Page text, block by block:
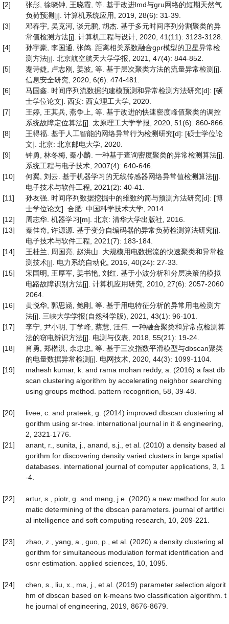
[2]
张彤, 徐晓钟, 王晓霞, 等. 基于改进lmd与gru网络的短期天然气
负荷预测[j]. 计算机系统应用, 2019, 28(6): 31-39.
[3]
邓春宇, 吴克河, 谈元鹏, 胡杰. 基于多元时间序列分割聚类的异
常值检测方法[j]. 计算机工程与设计, 2020, 41(11): 3123-3128.
[4]
孙宇豪, 李国通, 张鸽. 距离相关系数融合gpr模型的卫星异常检
测方法[j]. 北京航空航天大学学报, 2021, 47(4): 844-852.
[5]
蹇诗婕, 卢志刚, 姜波, 等. 基于层次聚类方法的流量异常检测[j].
信息安全研究, 2020, 6(6): 474-481.
[6]
马国鑫. 时间序列流数据的建模预测和异常检测方法研究[d]: [硕
士学位论文]. 西安: 西安理工大学, 2020.
[7]
王婷, 王其兵, 燕争上, 等. 基于改进的快速密度峰值聚类的调控
系统故障定位算法[j]. 太原理工大学学报, 2020, 51(6): 860-866.
[8]
王得福. 基于人工智能的网络异常行为检测研究[d]: [硕士学位论
文]. 北京: 北京邮电大学, 2020.
[9]
钟勇, 林冬梅, 秦小麟. 一种基于查询密度聚类的异常检测算法[j].
系统工程与电子技术, 2007(4): 640-646.
[10]
何翼, 刘云. 基于机器学习的无线传感器网络异常值检测算法[j].
电子技术与软件工程, 2021(2): 40-41.
[11]
孙友强. 时间序列数据挖掘中的维数约简与预测方法研究[d]: [博
士学位论文]. 合肥: 中国科学技术大学, 2014.
[12]
周志华. 机器学习[m]. 北京: 清华大学出版社, 2016.
[13]
秦佳奇, 许源源. 基于变分自编码器的异常负荷检测算法研究[j].
电子技术与软件工程, 2021(7): 183-184.
[14]
王桂兰, 周国亮, 赵洪山. 大规模用电数据流的快速聚类和异常检
测技术[j]. 电力系统自动化, 2016, 40(24): 27-33.
[15]
宋国明, 王厚军, 姜书艳, 刘红. 基于小波分析和分层决策的模拟
电路故障识别方法[j]. 计算机应用研究, 2010, 27(6): 2057-2060
2064.
[16]
黄悦华, 郭思涵, 鲍刚, 等. 基于用电特征分析的异常用电检测方
法[j]. 三峡大学学报(自然科学版), 2021, 43(1): 96-101.
[17]
李宁, 尹小明, 丁学峰, 蔡慧, 汪伟. 一种融合聚类和异常点检测算
法的窃电辨识方法[j]. 电测与仪表, 2018, 55(21): 19-24.
[18]
肖勇, 郑楷洪, 余忠忠, 等. 基于三次指数平滑模型与dbscan聚类
的电量数据异常检测[j]. 电网技术, 2020, 44(3): 1099-1104.
[19]
mahesh kumar, k. and rama mohan reddy, a. (2016) a fast db
scan clustering algorithm by accelerating neighbor searching
using groups method. pattern recognition, 58, 39-48.
[20]
livee, c. and prateek, g. (2014) improved dbscan clustering al
gorithm using sr-tree. international journal in it & engineering,
2, 2321-1776.
[21]
anant, r., sunita, j., anand, s.j., et al. (2010) a density based al
gorithm for discovering density varied clusters in large spatial
databases. international journal of computer applications, 3, 1
-4.
[22]
artur, s., piotr, g. and meng, j.e. (2020) a new method for auto
matic determining of the dbscan parameters. journal of artifici
al intelligence and soft computing research, 10, 209-221.
[23]
zhao, z., yang, a., guo, p., et al. (2020) a density clustering al
gorithm for simultaneous modulation format identification and
osnr estimation. applied sciences, 10, 1095.
[24]
chen, s., liu, x., ma, j., et al. (2019) parameter selection algorit
hm of dbscan based on k-means two classification algorithm. t
he journal of engineering, 2019, 8676-8679.